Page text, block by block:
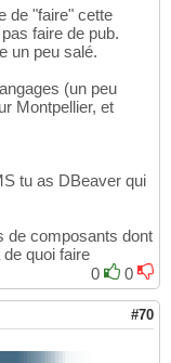
de "faire" cette
faire de pub.
un peu salé.
(un peu
Montpellier, et
tu as DBeaver qui
de composants dont
quoi faire
0
0
#70